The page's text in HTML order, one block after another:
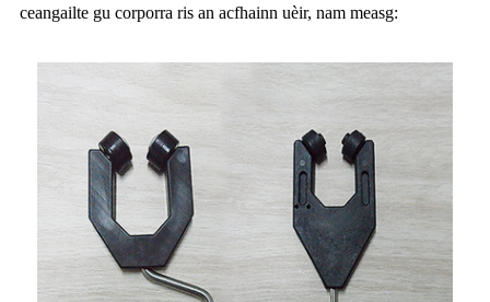
ceangailte gu corporra ris an acfhainn uèir, nam measg: